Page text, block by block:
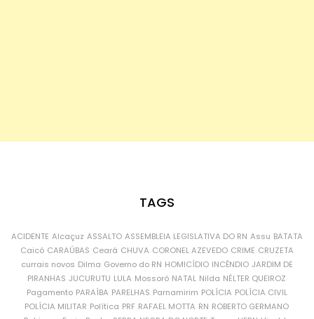
TAGS
ACIDENTE Alcaçuz ASSALTO ASSEMBLEIA LEGISLATIVA DO RN Assu BATATA
Caicó CARAÚBAS Ceará CHUVA CORONEL AZEVEDO CRIME CRUZETA
currais novos Dilma Governo do RN HOMICÍDIO INCÊNDIO JARDIM DE
PIRANHAS JUCURUTU LULA Mossoró NATAL Nilda NÉLTER QUEIROZ
Pagamento PARAÍBA PARELHAS Parnamirim POLÍCIA POLÍCIA CIVIL
POLÍCIA MILITAR Política PRF RAFAEL MOTTA RN ROBERTO GERMANO